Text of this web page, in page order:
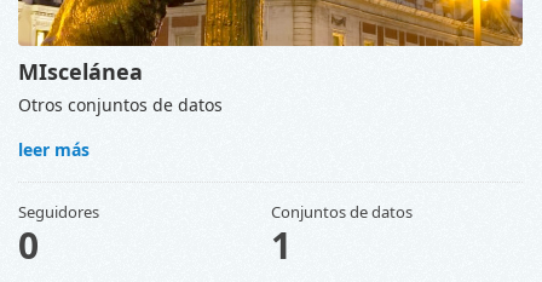
MIscelánea
Otros conjuntos de datos
leer más
Seguidores
0
Conjuntos de datos
1